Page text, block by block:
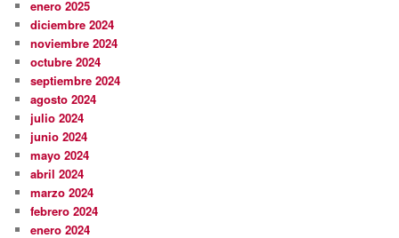
enero 2025
diciembre 2024
noviembre 2024
octubre 2024
septiembre 2024
agosto 2024
julio 2024
junio 2024
mayo 2024
abril 2024
marzo 2024
febrero 2024
enero 2024